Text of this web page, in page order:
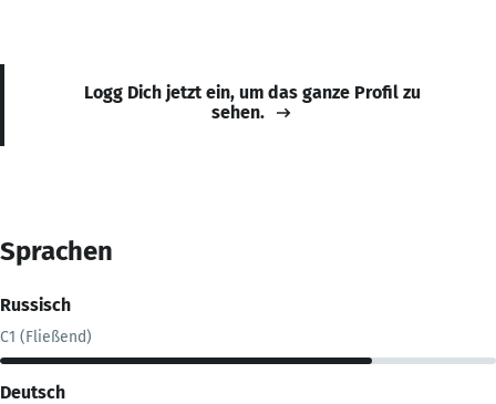
Logg Dich jetzt ein, um das ganze Profil zu
sehen.
Sprachen
Russisch
C1 (Fließend)
Deutsch